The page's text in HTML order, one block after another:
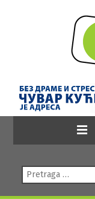
Pretraga: